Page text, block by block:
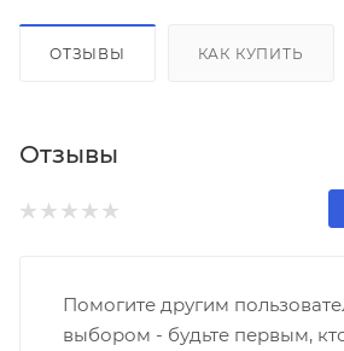
ОТЗЫВЫ КАК КУПИТЬ
Отзывы
Помогите другим
выбором - будьте первым,